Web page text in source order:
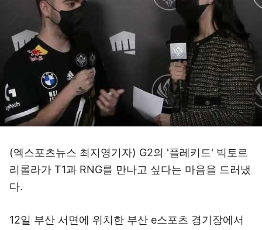
(엑스포츠뉴스 최지영기자) G2의 '플레키드' 빅토르
리롤라가 T1과 RNG를 만나고 싶다는 마음을 드러냈
다.
12일 부산 서면에 위치한 부산 e스포츠 경기장에서